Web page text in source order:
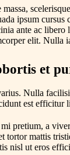
ipsum
ante ac
elit. Nulla
et
Nulla
est efficitur
pretium, a
tortor mattis
nisl ut eros